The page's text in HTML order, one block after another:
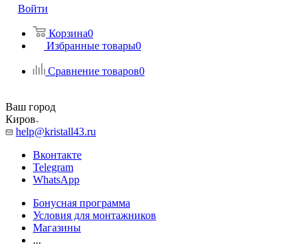
Войти
Корзина0
Избранные товары0
Сравнение товаров0
Ваш город
Киров
help@kristall43.ru
Вконтакте
Telegram
WhatsApp
Бонусная программа
Условия для монтажников
Магазины
...